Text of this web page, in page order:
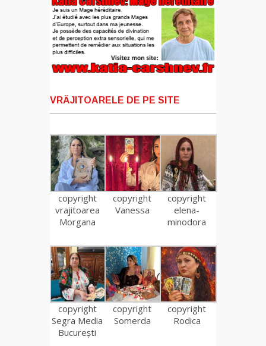
VRĂJITOARELE DE PE SITE
copyright
vrajitoarea
Morgana
copyright
Vanessa
copyright
elena-
minodora
copyright
Segra Media
București
copyright
Somerda
copyright
Rodica